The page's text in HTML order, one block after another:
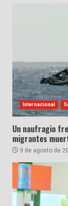
Internacional
Un naufragio
migrantes
9 de agosto de